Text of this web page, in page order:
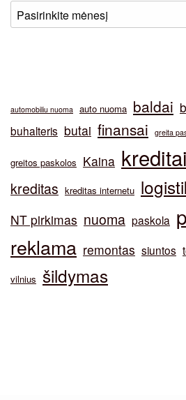
automobiliu nuoma auto nuoma baldai
buhalteris butai finansai greita
greitos paskolos Kaina kreditai
kreditas kreditas internetu
NT pirkimas nuoma paskola
reklama remontas siuntos
vilnius šildymas